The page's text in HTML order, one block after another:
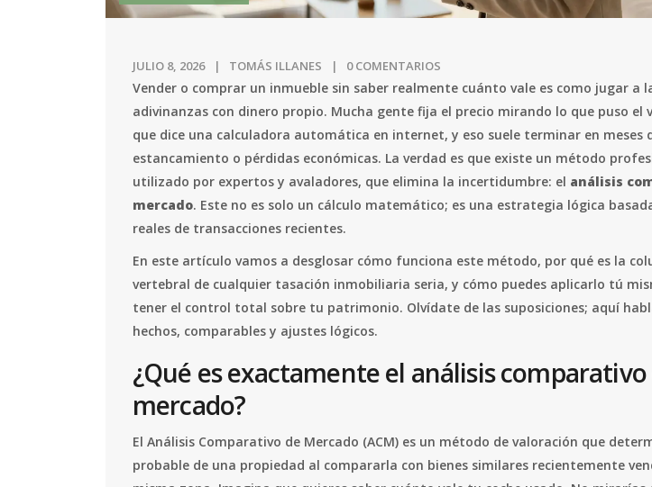
JULIO 8, 2026 TOMÁS ILLANES 0 COMENTARIOS
Vender o comprar un inmueble sin saber realmente cuánto vale es como jugar a
adivinanzas con dinero propio. Mucha gente fija el precio mirando lo que puso el
que dice una calculadora automática en internet, y eso suele terminar en meses
estancamiento o pérdidas económicas. La verdad es que existe un método
utilizado por expertos y avaladores, que elimina la incertidumbre: el análisis
mercado. Este no es solo un cálculo matemático; es una estrategia lógica
reales de transacciones recientes.
En este artículo vamos a desglosar cómo funciona este método, por qué es la
vertebral de cualquier tasación inmobiliaria seria, y cómo puedes aplicarlo tú
tener el control total sobre tu patrimonio. Olvídate de las suposiciones; aquí
hechos, comparables y ajustes lógicos.
¿Qué es exactamente el análisis comparativo
mercado?
ElAnálisis Comparativo de Mercado (ACM) es un método de valoración que
probable de una propiedad al compararla con bienes similares recientemente